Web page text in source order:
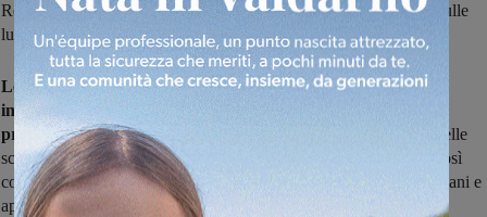
Regione Toscana per le relative modifiche alla Legge regionale sulle
ludopatie.
Le proposte, contenute in una lettera inviata dalla stessa Neri
insieme al presidente di Anci Toscana Matteo Biffoni,
prevedevano nello specifico
l'inserimento tra i luoghi sensibili delle
scuole dell'infanzia, degli sportelli bancomat e dei compro-oro (così
come prevede il regolamento-tipo già inviato a tutti i Comuni toscani e
approvato anche da alcuni Consigli comunali del Valdarno); ma